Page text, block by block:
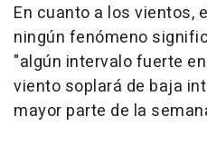
En cuanto a los vientos,
ningún fenómeno
"algún intervalo fuerte
viento soplará de baja
mayor parte de la